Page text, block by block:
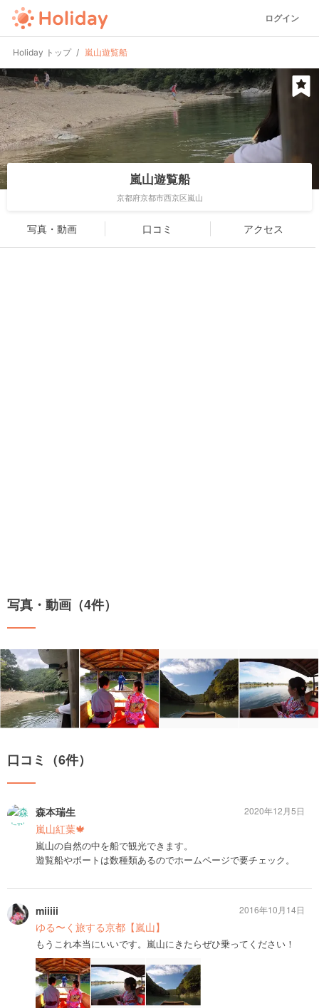
ログイン
Holiday トップ 嵐山遊覧船
嵐山遊覧船
京都府京都市西京区嵐山
写真・動画 口コミ アクセス
写真・動画（4件）
口コミ（6件）
森本瑞生
嵐山紅葉🍁
嵐山の自然の中を船で観光できます。
遊覧船やボートは数種類あるのでホームページで要チェック。
2020年12月5日
miiiii
ゆる〜く旅する京都【嵐山】
もうこれ本当にいいです。嵐山にきたらぜひ乗ってください！
2016年10月14日